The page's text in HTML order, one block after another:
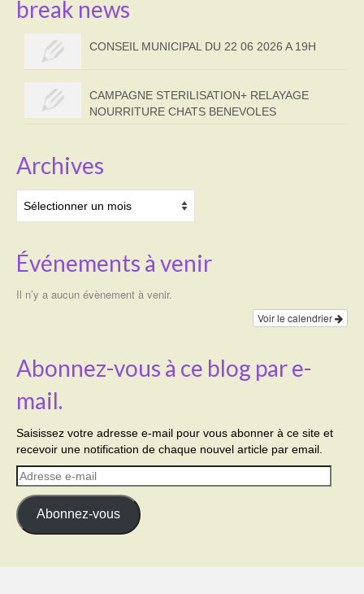
break news
CONSEIL MUNICIPAL DU 22 06 2026 A 19H
CAMPAGNE STERILISATION+ RELAYAGE
NOURRITURE CHATS BENEVOLES
Archives
Événements à venir
Il n’y a aucun évènement à venir.
Voir le calendrier
Abonnez-vous à ce blog par e-
mail.
Saisissez votre adresse e-mail pour vous abonner à ce site et
recevoir une notification de chaque nouvel article par email.
Adresse
e-
mail
Abonnez-vous